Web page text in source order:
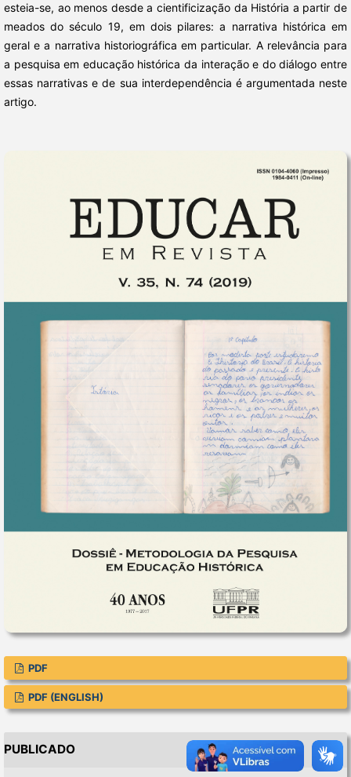
esteia-se, ao menos desde a cientificização da História a partir de
meados do século 19, em dois pilares: a narrativa histórica em
geral e a narrativa historiográfica em particular. A relevância para
a pesquisa em educação histórica da interação e do diálogo entre
essas narrativas e de sua interdependência é argumentada neste
artigo.
PDF
PDF (ENGLISH)
PUBLICADO